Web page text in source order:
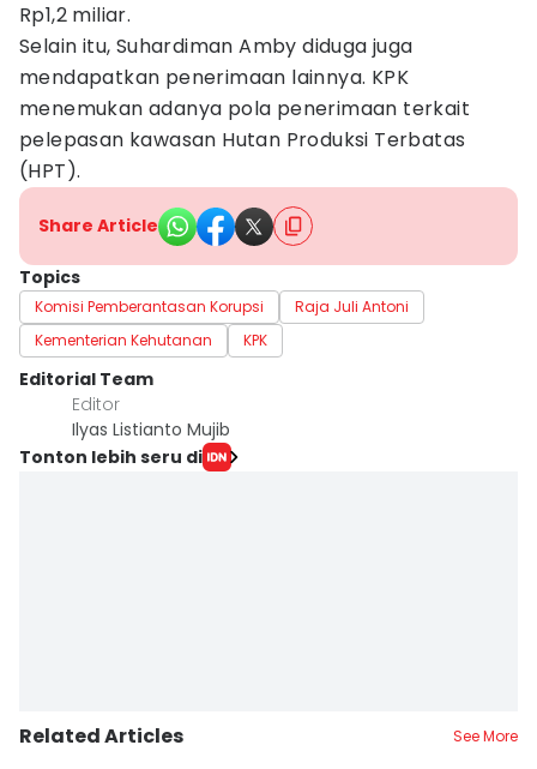
Rp1,2 miliar.
Selain itu, Suhardiman Amby diduga juga
mendapatkan penerimaan lainnya. KPK
menemukan adanya pola penerimaan terkait
pelepasan kawasan Hutan Produksi Terbatas
(HPT).
Share Article
Topics
Komisi Pemberantasan Korupsi
Raja Juli Antoni
Kementerian Kehutanan
KPK
Editorial Team
Editor
Ilyas Listianto Mujib
Tonton lebih seru di
Related Articles See More